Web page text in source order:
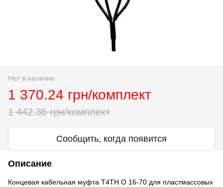
Нет в наличии
1 370.24 грн/комплект
1 442.36 грн/комплект
Сообщить, когда появится
Описание
Концевая кабельная муфта T4TH O 16-70 для пластмассовых